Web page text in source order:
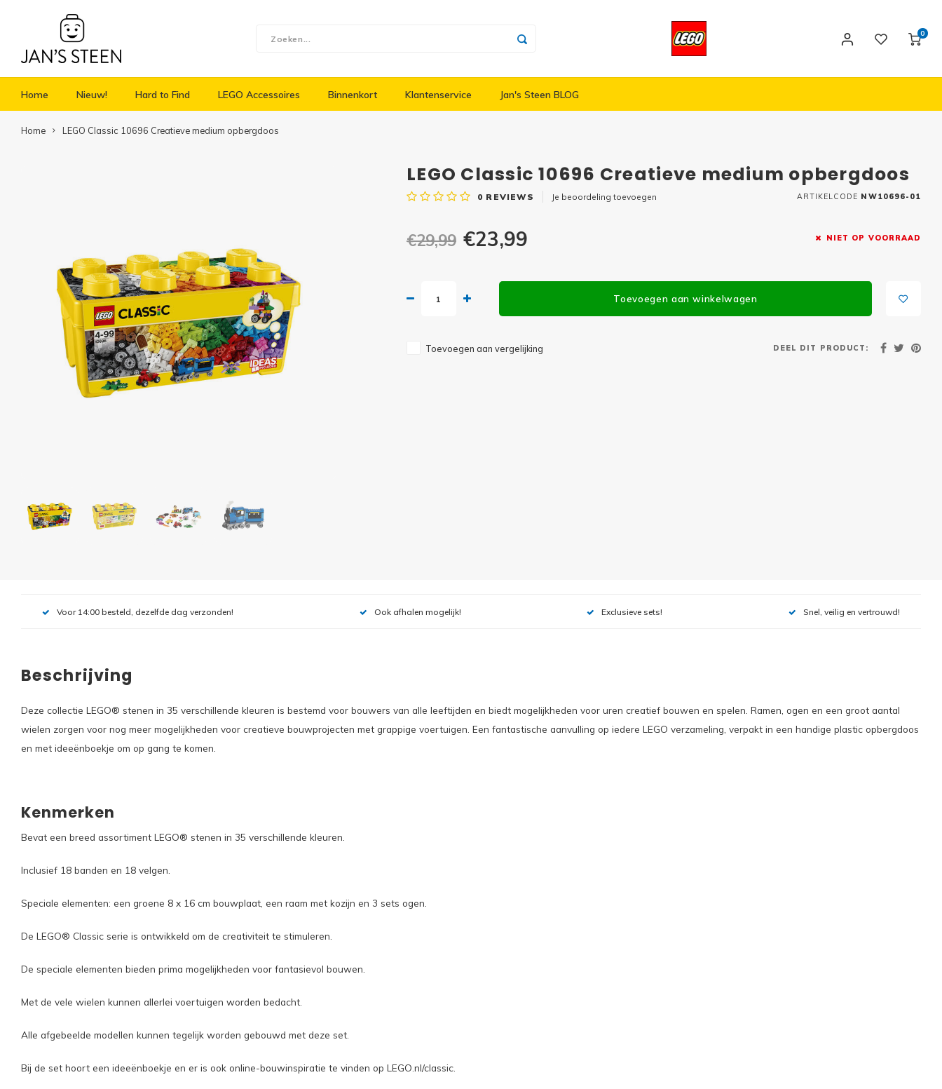
0
Home Nieuw! Hard to Find LEGO Accessoires Binnenkort Klantenservice Jan's Steen BLOG
Home LEGO Classic 10696 Creatieve medium opbergdoos
LEGO Classic 10696 Creatieve medium opbergdoos
0 REVIEWS Je beoordeling toevoegen ARTIKELCODE NW10696-01
€29,99 €23,99 NIET OP VOORRAAD
Toevoegen aan winkelwagen
Toevoegen aan vergelijking DEEL DIT PRODUCT:
Voor 14:00 besteld, dezelfde dag verzonden! Ook afhalen mogelijk! Exclusieve sets! Snel, veilig en vertrouwd!
Beschrijving
Deze collectie LEGO® stenen in 35 verschillende kleuren is bestemd voor bouwers van alle leeftijden en biedt mogelijkheden voor uren creatief bouwen en spelen. Ramen, ogen en een groot aantal
wielen zorgen voor nog meer mogelijkheden voor creatieve bouwprojecten met grappige voertuigen. Een fantastische aanvulling op iedere LEGO verzameling, verpakt in een handige plastic opbergdoos
en met ideeënboekje om op gang te komen.
Kenmerken
Bevat een breed assortiment LEGO® stenen in 35 verschillende kleuren.
Inclusief 18 banden en 18 velgen.
Speciale elementen: een groene 8 x 16 cm bouwplaat, een raam met kozijn en 3 sets ogen.
De LEGO® Classic serie is ontwikkeld om de creativiteit te stimuleren.
De speciale elementen bieden prima mogelijkheden voor fantasievol bouwen.
Met de vele wielen kunnen allerlei voertuigen worden bedacht.
Alle afgebeelde modellen kunnen tegelijk worden gebouwd met deze set.
Bij de set hoort een ideeënboekje en er is ook online-bouwinspiratie te vinden op LEGO.nl/classic.